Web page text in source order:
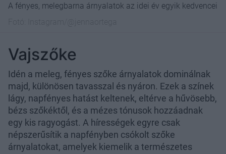
A fényes, melegbarna árnyalatok az idei év egyik kedvencei
Vajszőke
Idén a meleg, fényes szőke árnyalatok dominálnak
majd, különösen tavasszal és nyáron. Ezek a színek
lágy, napfényes hatást keltenek, eltérve a hűvösebb,
bézs szőkéktől, és a mézes tónusok hozzáadnak
egy kis ragyogást. A hírességek egyre csak
népszerűsítik a napfényben csókolt szőke
árnyalatokat, amelyek kiemelik a természetes